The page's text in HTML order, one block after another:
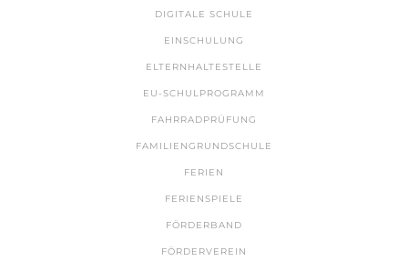
DIGITALE SCHULE
EINSCHULUNG
ELTERNHALTESTELLE
EU-SCHULPROGRAMM
FAHRRADPRÜFUNG
FAMILIENGRUNDSCHULE
FERIEN
FERIENSPIELE
FÖRDERBAND
FÖRDERVEREIN